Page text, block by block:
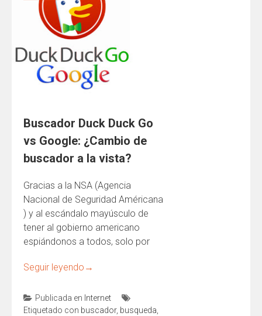
Buscador Duck Duck Go
vs Google: ¿Cambio de
buscador a la vista?
Gracias a la NSA (Agencia
Nacional de Seguridad Américana
) y al escándalo mayúsculo de
tener al gobierno americano
espiándonos a todos, solo por
Seguir leyendo →
Publicada en Internet
Etiquetado con buscador, busqueda,